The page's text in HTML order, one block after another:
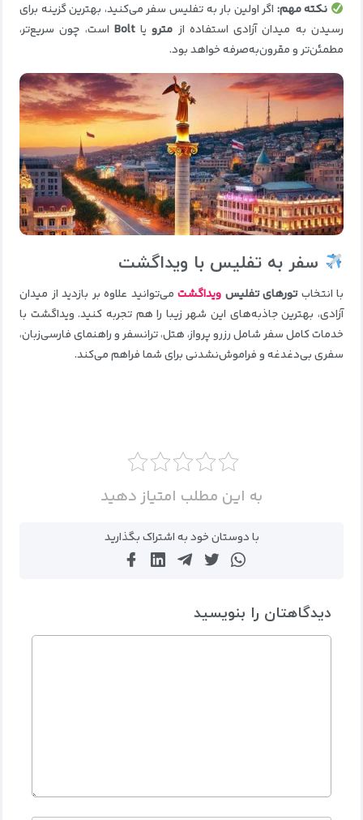
نکته مهم: اگر اولین بار به تفلیس سفر می‌کنید، بهترین گزینه برای
رسیدن به میدان آزادی استفاده از مترویاBolt است، چون سریع‌تر،
مطمئن‌تر و مقرون‌به‌صرفه خواهد بود.
سفر به تفلیس با ویداگشت
با انتخابتورهای تفلیس ویداگشت می‌توانید علاوه بر بازدید از میدان
آزادی، بهترین جاذبه‌های این شهر زیبا را هم تجربه کنید. ویداگشت با
خدمات کامل سفر شامل رزرو پرواز، هتل، ترانسفر و راهنمای فارسی‌زبان،
سفری بی‌دغدغه و فراموش‌نشدنی برای شما فراهم می‌کند.
به این مطلب امتیاز دهید
با دوستان خود به اشتراک بگذارید
دیدگاهتان را بنویسید